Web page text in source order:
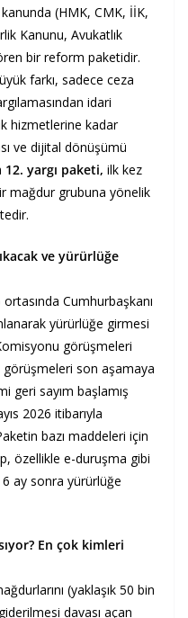
(HMK, CMK, İİK,
Kanunu, Avukatlık
bir reform paketidir.
farkı, sadece ceza
idari
hizmetlerine kadar
ve dijital dönüşümü
12. yargı paketi, ilk kez
mağdur grubuna yönelik
ve yürürlüğe
ortasında Cumhurbaşkanı
yürürlüğe girmesi
görüşmeleri
son aşamaya
geri sayım başlamış
2026 itibarıyla
bazı maddeleri için
özellikle e-duruşma gibi
ay sonra yürürlüğe
En çok kimleri
(yaklaşık 50 bin
davası açan